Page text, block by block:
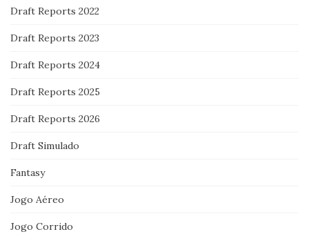
Draft Reports 2022
Draft Reports 2023
Draft Reports 2024
Draft Reports 2025
Draft Reports 2026
Draft Simulado
Fantasy
Jogo Aéreo
Jogo Corrido